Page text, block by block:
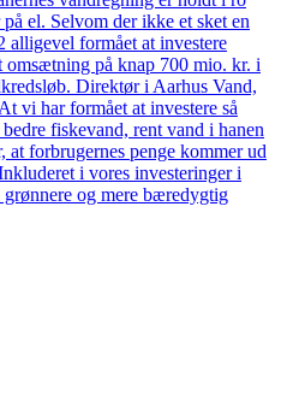
el. Selvom der ikke et sket en
alligevel formået at investere
omsætning på knap 700 mio. kr. i
Direktør i Aarhus Vand,
vi har formået at investere så
fiskevand, rent vand i hanen
at forbrugernes penge kommer ud
i vores investeringer i
og mere bæredygtig